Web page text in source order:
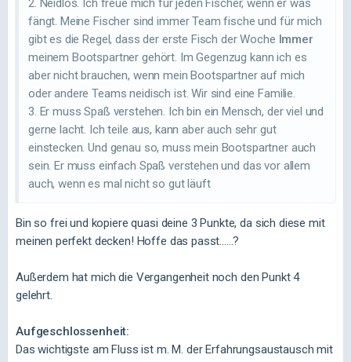
fängt. Meine Fischer sind immer Team fische und für mich
gibt es die Regel, dass der erste Fisch der Woche Immer
meinem Bootspartner gehört. Im Gegenzug kann ich es
aber nicht brauchen, wenn mein Bootspartner auf mich
oder andere Teams neidisch ist. Wir sind eine Familie.
3. Er muss Spaß verstehen. Ich bin ein Mensch, der viel und
gerne lacht. Ich teile aus, kann aber auch sehr gut
einstecken. Und genau so, muss mein Bootspartner auch
sein. Er muss einfach Spaß verstehen und das vor allem
auch, wenn es mal nicht so gut läuft
Bin so frei und kopiere quasi deine 3 Punkte, da sich diese mit
meinen perfekt decken! Hoffe das passt......?
Außerdem hat mich die Vergangenheit noch den Punkt 4
gelehrt.
Aufgeschlossenheit:
Das wichtigste am Fluss ist m. M. der Erfahrungsaustausch mit